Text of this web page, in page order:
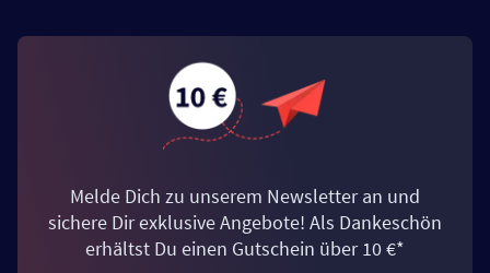
Melde Dich zu unserem Newsletter an und
sichere Dir exklusive Angebote! Als Dankeschön
erhältst Du einen Gutschein über 10 €*